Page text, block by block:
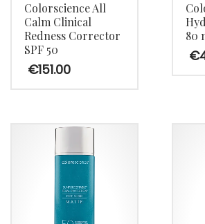
Colorscience All
Calm Clinical
Redness Corrector
SPF 50
€151.00
80
€